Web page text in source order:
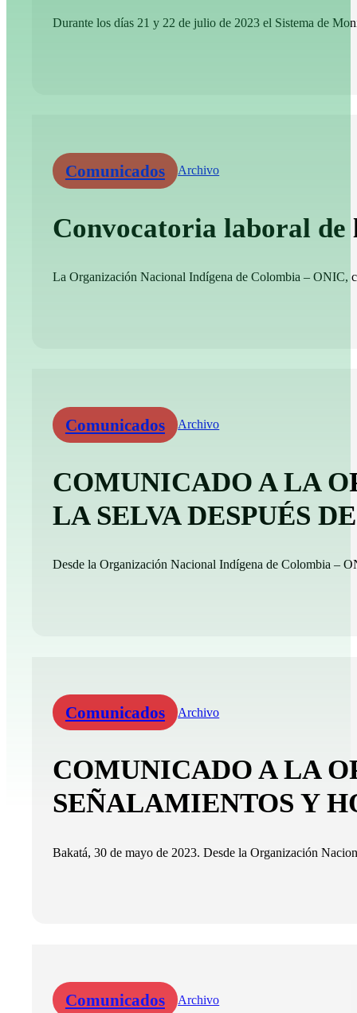
Durante los días 21 y 22 de julio de 2023 el Sistema de
Comunicados Archivo
Convocatoria laboral
La Organización Nacional Indígena de Colombia – ONIC,
Comunicados Archivo
COMUNICADO A LA
LA SELVA DESPUÉS
Desde la Organización Nacional Indígena de Colombia –
Comunicados Archivo
COMUNICADO A LA
SEÑALAMIENTOS Y
Bakatá, 30 de mayo de 2023. Desde la Organización
Comunicados Archivo